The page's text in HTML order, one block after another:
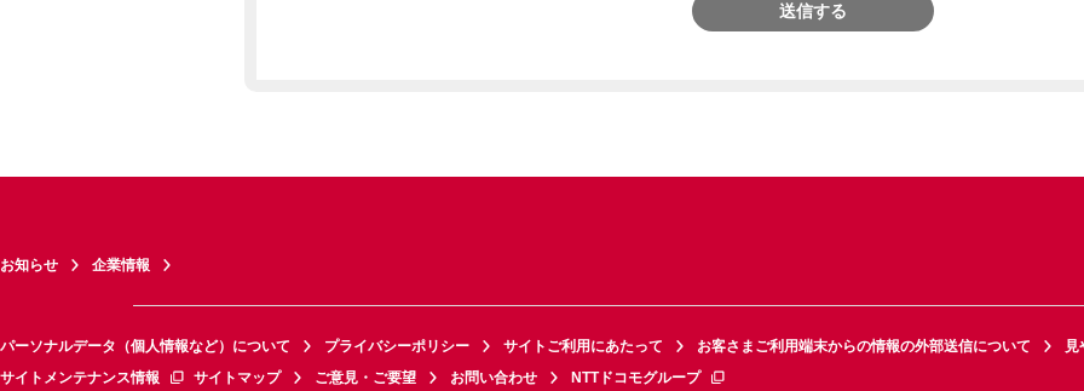
送信する
お知らせ 企業情報
パーソナルデータ（個人情報など）について プライバシーポリシー サイトご利用にあたって お客さまご利用端末からの情報の外部送信について
見
サイトメンテナンス情報
サイトマップ ご意見・ご要望 お問い合わせ NTTドコモグループ